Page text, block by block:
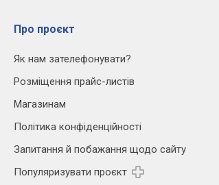
Про проєкт
Як нам зателефонувати?
Розміщення прайс-листів
Магазинам
Політика конфіденційності
Запитання й побажання щодо сайту
Популяризувати проєкт